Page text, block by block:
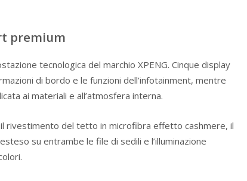
premium
tecnologica del marchio XPENG. Cinque display
di bordo e le funzioni dell’infotainment, mentre
ai materiali e all’atmosfera interna.
rivestimento del tetto in microfibra effetto cashmere, il
su entrambe le file di sedili e l’illuminazione